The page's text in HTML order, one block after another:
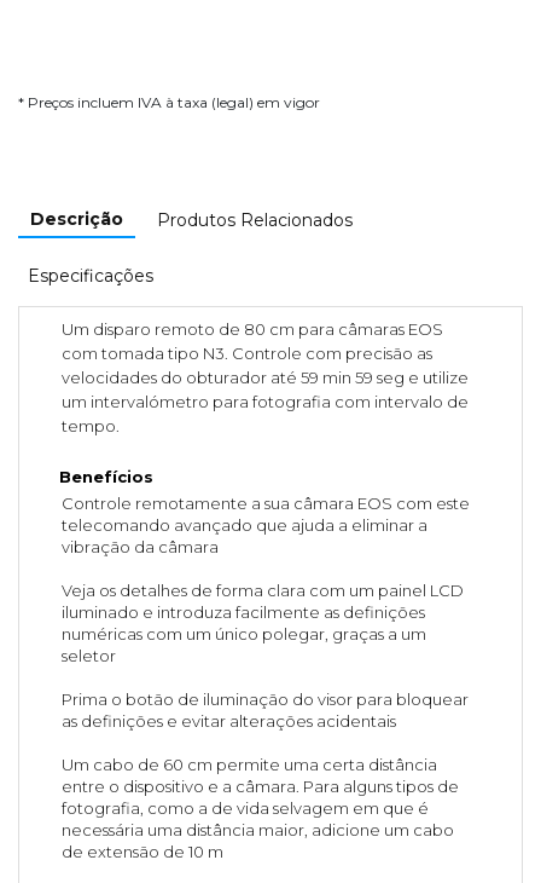
* Preços incluem IVA à taxa (legal) em vigor
Descrição Produtos Relacionados
Especificações
Um disparo remoto de 80 cm para câmaras EOS
com tomada tipo N3. Controle com precisão as
velocidades do obturador até 59 min 59 seg e utilize
um intervalómetro para fotografia com intervalo de
tempo.
Benefícios
Controle remotamente a sua câmara EOS com este
telecomando avançado que ajuda a eliminar a
vibração da câmara
Veja os detalhes de forma clara com um painel LCD
iluminado e introduza facilmente as definições
numéricas com um único polegar, graças a um
seletor
Prima o botão de iluminação do visor para bloquear
as definições e evitar alterações acidentais
Um cabo de 60 cm permite uma certa distância
entre o dispositivo e a câmara. Para alguns tipos de
fotografia, como a de vida selvagem em que é
necessária uma distância maior, adicione um cabo
de extensão de 10 m